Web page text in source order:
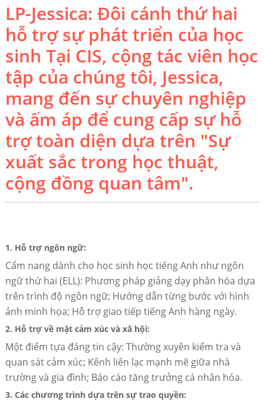
LP-Jessica: Đôi cánh thứ hai
hỗ trợ sự phát triển của học
sinh Tại CIS, cộng tác viên học
tập của chúng tôi, Jessica,
mang đến sự chuyên nghiệp
và ấm áp để cung cấp sự hỗ
trợ toàn diện dựa trên "Sự
xuất sắc trong học thuật,
cộng đồng quan tâm".
1. Hỗ trợ ngôn ngữ:
Cẩm nang dành cho học sinh học tiếng Anh như ngôn
ngữ thứ hai (ELL): Phương pháp giảng dạy phân hóa dựa
trên trình độ ngôn ngữ; Hướng dẫn từng bước với hình
ảnh minh họa; Hỗ trợ giao tiếp tiếng Anh hàng ngày.
2. Hỗ trợ về mặt cảm xúc và xã hội:
Một điểm tựa đáng tin cậy: Thường xuyên kiểm tra và
quan sát cảm xúc; Kênh liên lạc mạnh mẽ giữa nhà
trường và gia đình; Báo cáo tăng trưởng cá nhân hóa.
3. Các chương trình dựa trên sự trao quyền: